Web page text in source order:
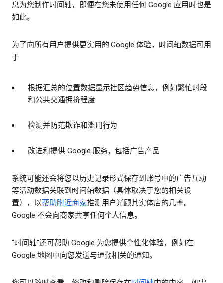
息为您制作时间轴，即便在您未使用任何 Google 应用时也是
如此。
为了向所有用户提供更实用的 Google 体验，时间轴数据可用
于
根据汇总的位置数据显示社区趋势信息，例如繁忙时段
和公共交通拥挤程度
检测并防范欺诈和滥用行为
改进和提供 Google 服务，包括广告产品
系统可能还会将您以历史记录形式保存到账号中的广告互动
等活动数据关联到时间轴数据（具体取决于您的相关设
置），以帮助附近商家推测用户光顾其实体店的几率。
Google 不会向商家共享任何个人信息。
“时间轴”还可帮助 Google 为您提供个性化体验，例如在
Google 地图中向您发送与通勤相关的通知。